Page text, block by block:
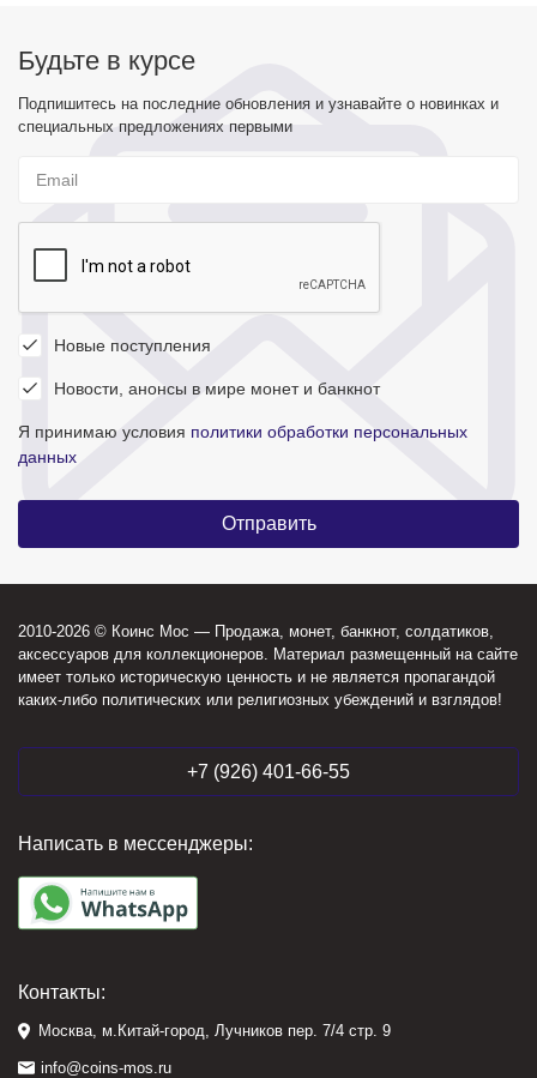
Будьте в курсе
Подпишитесь на последние обновления и узнавайте о новинках и
специальных предложениях первыми
Новые поступления
Новости, анонсы в мире монет и банкнот
Я принимаю условия политики обработки персональных
данных
2010-2026 © Коинс Мос — Продажа, монет, банкнот, солдатиков,
аксессуаров для коллекционеров. Материал размещенный на сайте
имеет только историческую ценность и не является пропагандой
каких-либо политических или религиозных убеждений и взглядов!
+7 (926) 401-66-55
Написать в мессенджеры:
Контакты:
Москва, м.Китай-город, Лучников пер. 7/4 стр. 9
info@coins-mos.ru